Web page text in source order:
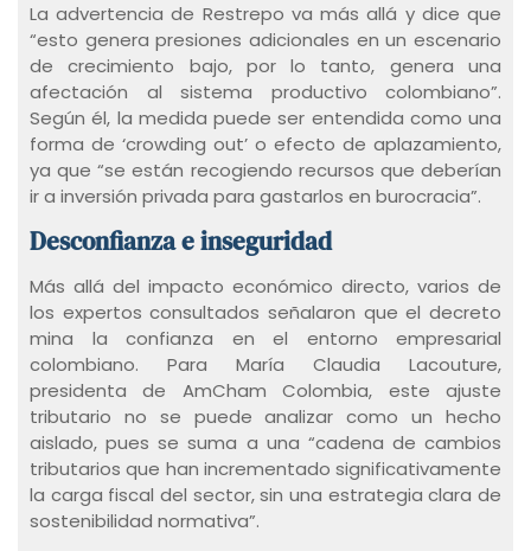
La advertencia de Restrepo va más allá y dice que
“esto genera presiones adicionales en un escenario
de crecimiento bajo, por lo tanto, genera una
afectación al sistema productivo colombiano”.
Según él, la medida puede ser entendida como una
forma de ‘crowding out’ o efecto de aplazamiento,
ya que “se están recogiendo recursos que deberían
ir a inversión privada para gastarlos en burocracia”.
Desconfianza e inseguridad
Más allá del impacto económico directo, varios de
los expertos consultados señalaron que el decreto
mina la confianza en el entorno empresarial
colombiano. Para María Claudia Lacouture,
presidenta de AmCham Colombia, este ajuste
tributario no se puede analizar como un hecho
aislado, pues se suma a una “cadena de cambios
tributarios que han incrementado significativamente
la carga fiscal del sector, sin una estrategia clara de
sostenibilidad normativa”.